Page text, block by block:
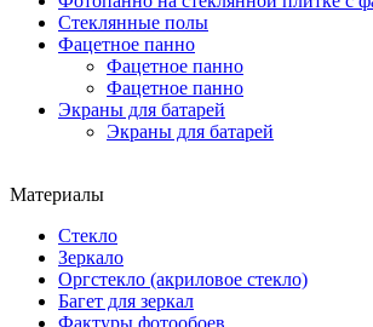
Стеклянные полы
Фацетное панно
Фацетное панно
Фацетное панно
Экраны для батарей
Экраны для батарей
Материалы
Стекло
Зеркало
Оргстекло (акриловое стекло)
Багет для зеркал
Фактуры фотообоев